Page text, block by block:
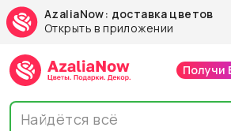
AzaliaNow: доставка цветов
Открыть в приложении
Получи